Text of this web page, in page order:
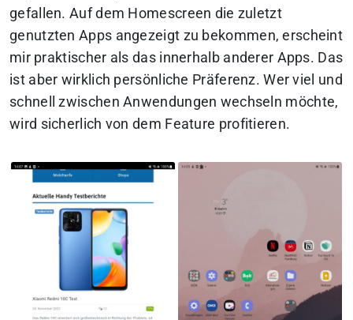
gefallen. Auf dem Homescreen die zuletzt
genutzten Apps angezeigt zu bekommen, erscheint
mir praktischer als das innerhalb anderer Apps. Das
ist aber wirklich persönliche Präferenz. Wer viel und
schnell zwischen Anwendungen wechseln möchte,
wird sicherlich von dem Feature profitieren.